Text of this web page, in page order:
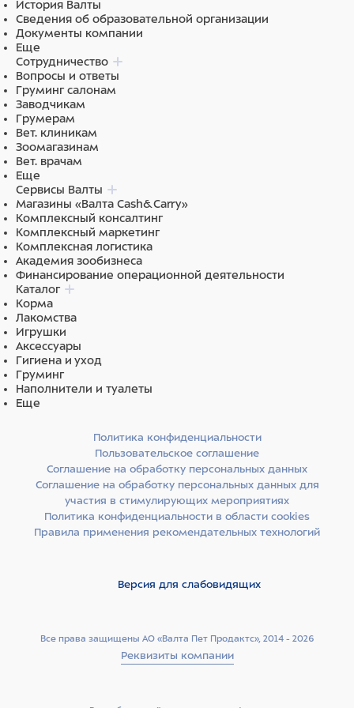
Ингредиенты
Курица 30% (из них куриная грудка 20%, куриная
печень 10%), тапиока, желирующий агент, глутамат
натрия, витамин C, целлюлоза, нитрит натрия
История Валты
Сведения об образовательной организации
Документы компании
Еще
Сотрудничество
Вопросы и ответы
Груминг салонам
Заводчикам
Грумерам
Вет. клиникам
Зоомагазинам
Вет. врачам
Еще
Сервисы Валты
Магазины «Валта Cash&Carry»
Комплексный консалтинг
Комплексный маркетинг
Комплексная логистика
Академия зообизнеса
Финансирование операционной деятельности
Каталог
Корма
Лакомства
Игрушки
Аксессуары
Гигиена и уход
Груминг
Наполнители и туалеты
Еще
Все права защищены АО «Валта Пет Продактс», 2014 - 2026
Реквизиты компании
Политика конфиденциальности
Пользовательское соглашение
Соглашение на обработку персональных данных
Соглашение на обработку персональных данных для
участия в стимулирующих мероприятиях
Политика конфиденциальности в области cookies
Правила применения рекомендательных технологий
Версия для слабовидящих